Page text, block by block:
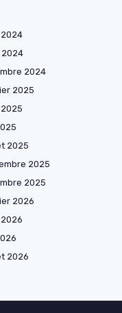
2024
2024
2025
2025
2025
2025
2026
2026